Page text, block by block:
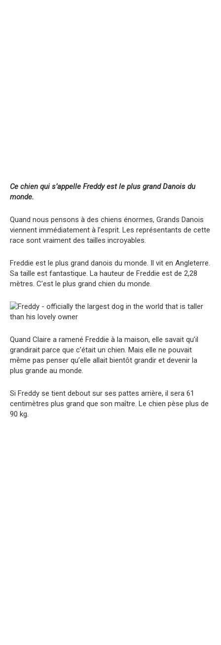
Ce chien qui s’appelle Freddy est le plus grand Danois du
monde.
Quand nous pensons à des chiens énormes, Grands Danois
viennent immédiatement à l’esprit. Les représentants de cette
race sont vraiment des tailles incroyables.
Freddie est le plus grand danois du monde. Il vit en Angleterre.
Sa taille est fantastique. La hauteur de Freddie est de 2,28
mètres. C’est le plus grand chien du monde.
Quand Claire a ramené Freddie à la maison, elle savait qu’il
grandirait parce que c’était un chien. Mais elle ne pouvait
même pas penser qu’elle allait bientôt grandir et devenir la
plus grande au monde.
Si Freddy se tient debout sur ses pattes arrière, il sera 61
centimètres plus grand que son maître. Le chien pèse plus de
90 kg.